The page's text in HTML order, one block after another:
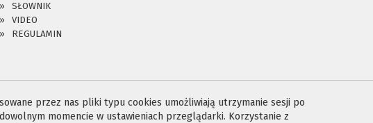
SŁOWNIK
VIDEO
REGULAMIN
przez nas pliki typu cookies umożliwiają utrzymanie sesji po
momencie w ustawieniach przeglądarki. Korzystanie z